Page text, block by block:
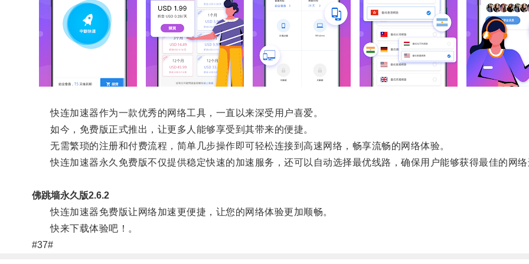
快连加速器作为一款优秀的网络工具，一直以来深受用户喜爱。
如今，免费版正式推出，让更多人能够享受到其带来的便捷。
无需繁琐的注册和付费流程，简单几步操作即可轻松连接到高速网络，畅享流畅的网络体验。
快连加速器永久免费版不仅提供稳定快速的加速服务，还可以自动选择最优线路，确保用户能够获得最佳的网
佛跳墙永久版2.6.2
快连加速器免费版让网络加速更便捷，让您的网络体验更加顺畅。
快来下载体验吧！。
#37#